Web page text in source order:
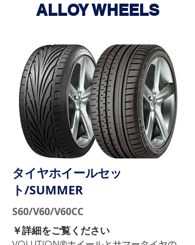
ALLOY WHEELS
タイヤホイールセッ
ト/SUMMER
S60/V60/V60CC
​￥詳細をご覧ください